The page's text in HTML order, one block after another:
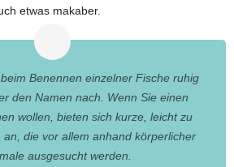
etwas makaber.
Benennen einzelner Fische ruhig
den Namen nach. Wenn Sie einen
wollen, bieten sich kurze, leicht zu
die vor allem anhand körperlicher
ausgesucht werden.